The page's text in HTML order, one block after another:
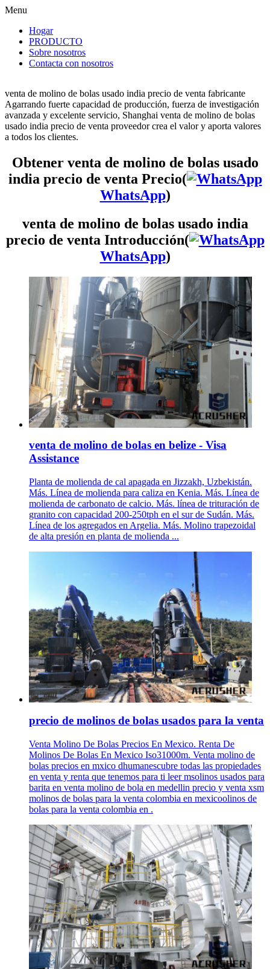
Menu
Hogar
PRODUCTO
Sobre nosotros
Contacta con nosotros
venta de molino de bolas usado india precio de venta fabricante
Agarrando fuerte capacidad de producción, fuerza de investigación
avanzada y excelente servicio, Shanghai venta de molino de bolas
usado india precio de venta proveedor crea el valor y aporta valores
a todos los clientes.
Obtener venta de molino de bolas usado
india precio de venta Precio(
WhatsApp)
venta de molino de bolas usado india
precio de venta Introducción(
WhatsApp)
venta de molino de bolas en belize - Visa
Assistance
Planta de molienda de cal apagada en Jizzakh, Uzbekistán.
Más. Línea de molienda para caliza en Kenia. Más. Línea de
molienda de carbonato de calcio. Más. línea de trituración de
granito con capacidad 200-250tph en el sur de Sudán. Más.
Línea de los agregados en Argelia. Más. Molino trapezoidal
de alta presión en planta de molienda ...
precio de molinos de bolas usados para la venta
Venta Molino De Bolas Precios En Mexico. Renta De
Molinos De Bolas En Mexico Iso31000m. Venta molino de
bolas precios en mxico dhumanescubre todas las propiedades
en venta y renta que tenemos para ti leer msolinos usados para
barita en venta molino de bola en medellin precio y venta xsm
molinos de bolas para la venta colombia en mexicoolinos de
bolas para la venta colombia en .